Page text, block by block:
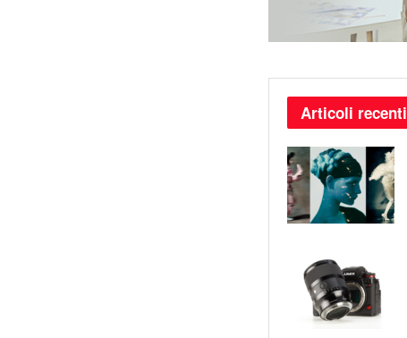
Articoli recenti